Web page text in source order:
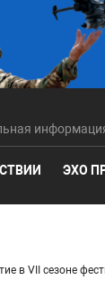
ЭХО
в VII сезоне